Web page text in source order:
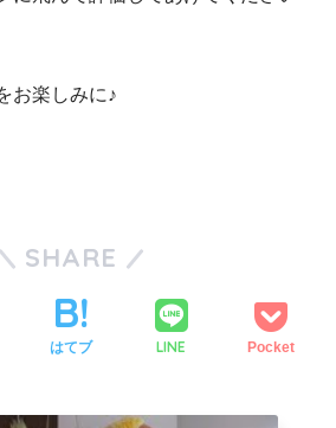
お楽しみに♪
SHARE
はてブ LINE Pocket